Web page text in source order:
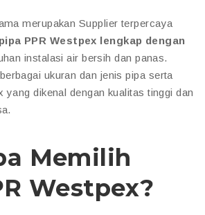
merupakan Supplier terpercaya
pipa PPR Westpex lengkap dengan
instalasi air bersih dan panas.
ukuran dan jenis pipa serta
dikenal dengan kualitas tinggi dan
Memilih
Westpex?